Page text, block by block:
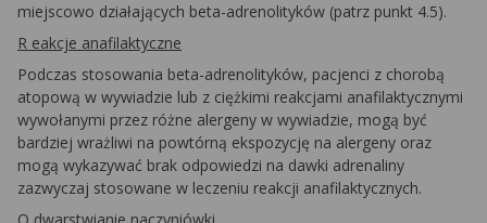
miejscowo działających beta-adrenolityków (patrz punkt 4.5).
R eakcje anafilaktyczne
Podczas stosowania beta-adrenolityków, pacjenci z chorobą
atopową w wywiadzie lub z ciężkimi reakcjami anafilaktycznymi
wywołanymi przez różne alergeny w wywiadzie, mogą być
bardziej wrażliwi na powtórną ekspozycję na alergeny oraz
mogą wykazywać brak odpowiedzi na dawki adrenaliny
zazwyczaj stosowane w leczeniu reakcji anafilaktycznych.